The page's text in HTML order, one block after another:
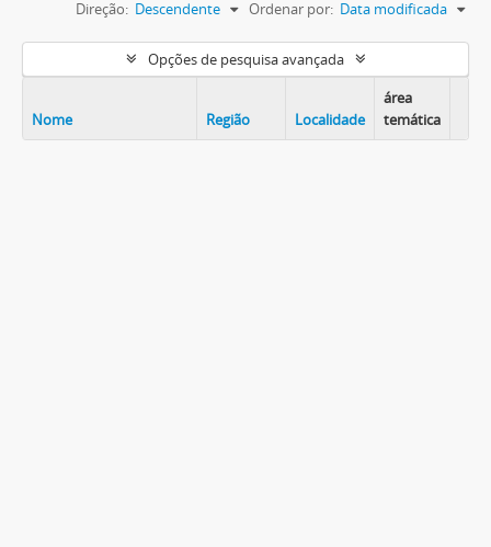
Ordenar por: Data modificada
Direção: Descendente
Opções de pesquisa avançada
Nome Região Localidade
área
temática